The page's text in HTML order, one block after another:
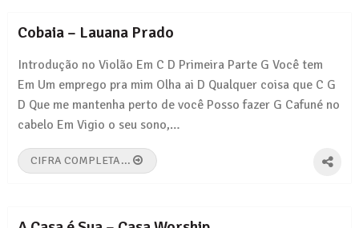
Cobaia – Lauana Prado
Introdução no Violão Em C D Primeira Parte G Você tem
Em Um emprego pra mim Olha ai D Qualquer coisa que C G
D Que me mantenha perto de você Posso fazer G Cafuné no
cabelo Em Vigio o seu sono,…
CIFRA COMPLETA...